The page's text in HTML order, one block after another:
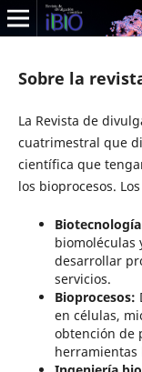
Sobre la
La Revista de
cuatrimestral que
científica que
los bioprocesos.
biomoléculas
desarrollar
servicios.
Bioprocesos:
en células,
obtención de
herramientas